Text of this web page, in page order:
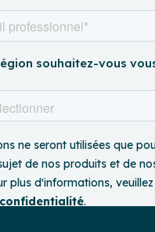
Demander une démo